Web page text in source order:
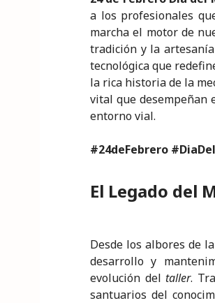
k
e
dI
n
c
e
b
o
o
k
it
te
r
a
A
p
p
a los profesionales
marcha el motor de
tradición y la
tecnológica que
la rica historia de la
vital que desempeñan
entorno vial.
#24deFebrero
El Legado del
Desde los albores de
desarrollo y
evolución deltaller.
santuarios del